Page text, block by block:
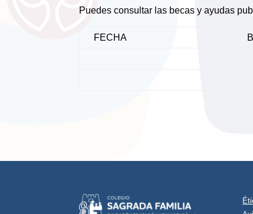
Puedes consultar las becas y ayudas
FECHA